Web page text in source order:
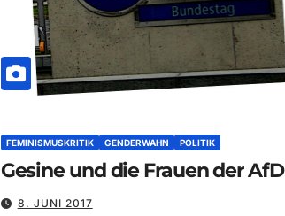
FEMINISMUSKRITIK GENDERWAHN POLITIK
Gesine und die Frauen der AfD
8. JUNI 2017